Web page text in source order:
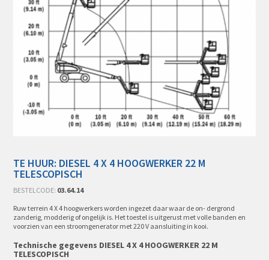
TE HUUR: DIESEL 4 X 4 HOOGWERKER 22 M
TELESCOPISCH
BESTELCODE: 03.64.14
Ruw terrein 4 X 4 hoogwerkers worden ingezet daar waar de on- dergrond
zanderig, modderig of ongelijk is. Het toestel is uitgerust met volle banden en
voorzien van een stroomgenerator met 220 V aansluiting in kooi.
Technische gegevens DIESEL 4 X 4 HOOGWERKER 22 M
TELESCOPISCH